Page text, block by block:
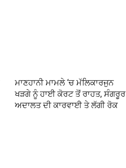
ਮਾਣਹਾਨੀ ਮਾਮਲੇ ‘ਚ ਮੱਲਿਕਾਰਜੁਨ
ਖੜਗੇ ਨੂੰ ਹਾਈ ਕੋਰਟ ਤੋਂ ਰਾਹਤ, ਸੰਗਰੂਰ
ਅਦਾਲਤ ਦੀ ਕਾਰਵਾਈ ਤੇ ਲੱਗੀ ਰੋਕ